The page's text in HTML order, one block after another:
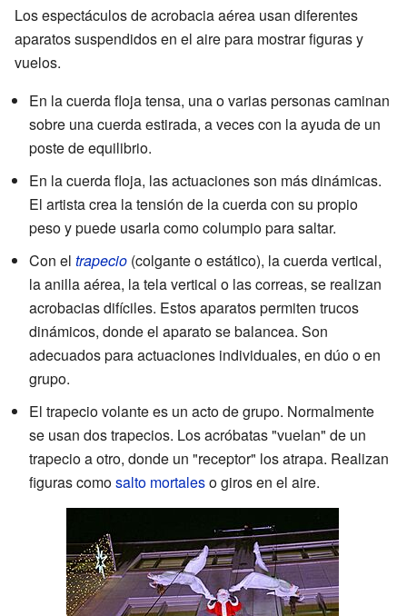
Los espectáculos de acrobacia aérea usan diferentes
aparatos suspendidos en el aire para mostrar figuras y
vuelos.
En la cuerda floja tensa, una o varias personas caminan
sobre una cuerda estirada, a veces con la ayuda de un
poste de equilibrio.
En la cuerda floja, las actuaciones son más dinámicas.
El artista crea la tensión de la cuerda con su propio
peso y puede usarla como columpio para saltar.
Con el trapecio (colgante o estático), la cuerda vertical,
la anilla aérea, la tela vertical o las correas, se realizan
acrobacias difíciles. Estos aparatos permiten trucos
dinámicos, donde el aparato se balancea. Son
adecuados para actuaciones individuales, en dúo o en
grupo.
El trapecio volante es un acto de grupo. Normalmente
se usan dos trapecios. Los acróbatas "vuelan" de un
trapecio a otro, donde un "receptor" los atrapa. Realizan
figuras comosalto mortaleso giros en el aire.